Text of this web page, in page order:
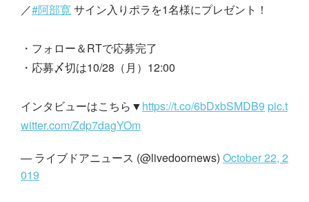
／#阿部寛サイン入りポラを1名様にプレゼント！
・フォロー＆RTで応募完了
・応募〆切は10/28（月）12:00
インタビューはこちら▼https://t.co/6bDxbSMDB9 pic.t
witter.com/Zdp7dagYOm
— ライブドアニュース (@livedoornews) October 22, 2
019